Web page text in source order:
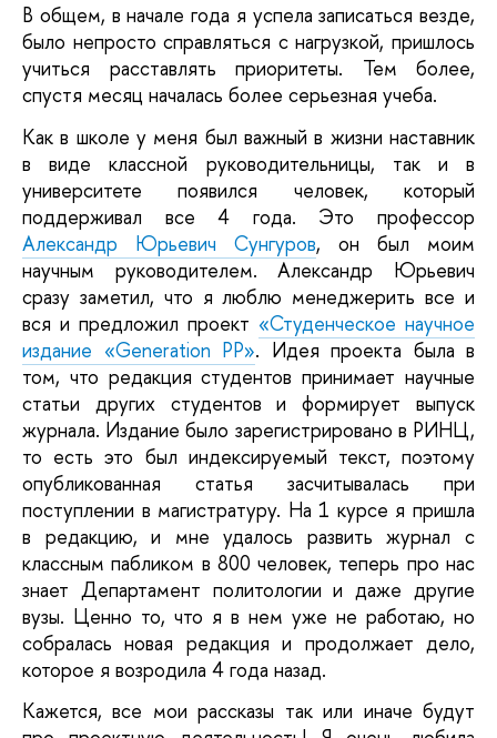
В общем, в начале года я успела записаться везде,
было непросто справляться с нагрузкой, пришлось
учиться расставлять приоритеты. Тем более,
спустя месяц началась более серьезная учеба.
Как в школе у меня был важный в жизни наставник
в виде классной руководительницы, так и в
университете появился человек, который
поддерживал все 4 года. Это профессор
Александр Юрьевич Сунгуров, он был моим
научным руководителем. Александр Юрьевич
сразу заметил, что я люблю менеджерить все и
вся и предложил проект «Студенческое научное
издание «Generation PP». Идея проекта была в
том, что редакция студентов принимает научные
статьи других студентов и формирует выпуск
журнала. Издание было зарегистрировано в РИНЦ,
то есть это был индексируемый текст, поэтому
опубликованная статья засчитывалась при
поступлении в магистратуру. На 1 курсе я пришла
в редакцию, и мне удалось развить журнал с
классным пабликом в 800 человек, теперь про нас
знает Департамент политологии и даже другие
вузы. Ценно то, что я в нем уже не работаю, но
собралась новая редакция и продолжает дело,
которое я возродила 4 года назад.
Кажется, все мои рассказы так или иначе будут